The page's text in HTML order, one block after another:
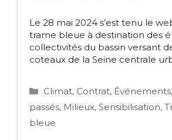
Le 28 mai 2024 s’est tenu le
trame bleue à destination des
collectivités du bassin versant
coteaux de la Seine centrale
Catégories
Climat, Contrat, Événements,
passés, Milieux, Sensibilisation,
bleue